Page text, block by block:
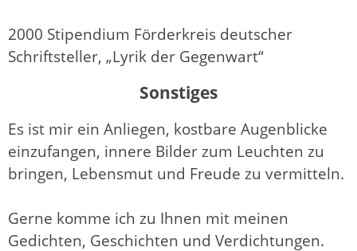
2000 Stipendium Förderkreis deutscher
Schriftsteller, „Lyrik der Gegenwart“
Sonstiges
Es ist mir ein Anliegen, kostbare Augenblicke
einzufangen, innere Bilder zum Leuchten zu
bringen, Lebensmut und Freude zu vermitteln.
Gerne komme ich zu Ihnen mit meinen
Gedichten, Geschichten und Verdichtungen.